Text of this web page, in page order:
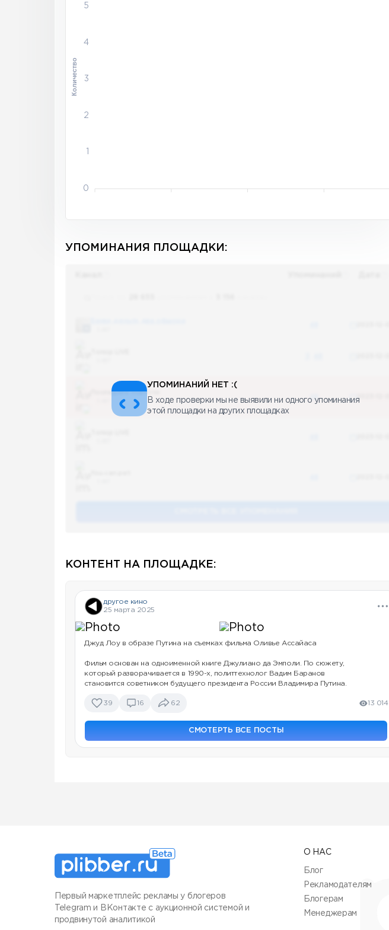
5
4
3
2
0
Количество
УПОМИНАНИЯ ПЛОЩАДКИ:
Последние новости
УПОМИНАНИЙ НЕТ :(
В ходе проверки мы не выявили ни одного упоминания
этой площадки на других площадках
КОНТЕНТ НА ПЛОЩАДКЕ:
другое кино
25 марта 2025
Джуд Лоу в образе Путина на съемках фильма Оливье Ассайаса
Фильм основан на одноименной книге Джулиано да Эмполи. По сюжету,
который разворачивается в 1990-х, политтехнолог Вадим Баранов
становится советником будущего президента России Владимира Путина.
39 16 62 13 014
СМОТЕРТЬ ВСЕ ПОСТЫ
Первый маркетплейс рекламы у блогеров
Telegram и ВКонтакте с аукционной системой и
продвинутой аналитикой
О НАС
Блог
Рекламодателям
Блогерам
Менеджерам